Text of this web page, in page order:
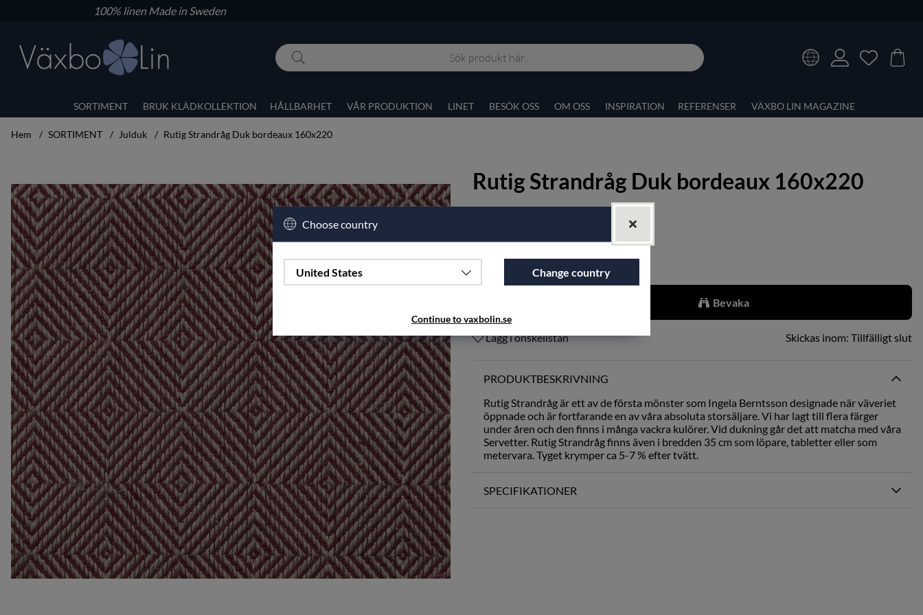
100% linenMade in Sweden
SORTIMENT BRUK KLÄDKOLLEKTION HÅLLBARHET VÅR PRODUKTION LINET BESÖK OSS OM OSS INSPIRATION REFERENSER VÄXBO LIN MAGAZINE
Hem SORTIMENT Julduk Rutig Strandråg Duk bordeaux 160x220
Rutig Strandråg Duk bordeaux 160x220
Bevaka
Lägg i önskelistan Skickas inom: Tillfälligt slut
PRODUKTBESKRIVNING
Rutig Strandråg är ett av de första mönster som Ingela Berntsson designade när väveriet
öppnade och är fortfarande en av våra absoluta storsäljare. Vi har lagt till flera färger
under åren och den finns i många vackra kulörer. Vid dukning går det att matcha med våra
Servetter. Rutig Strandråg finns även i bredden 35 cm som löpare, tabletter eller som
metervara. Tyget krymper ca 5-7 % efter tvätt.
SPECIFIKATIONER
Choose country
United States Change country
Continue to vaxbolin.se